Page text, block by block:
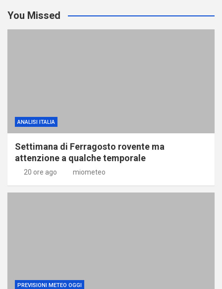
You Missed
ANALISI ITALIA
Settimana di Ferragosto rovente ma
attenzione a qualche temporale
20 ore ago miometeo
PREVISIONI METEO OGGI